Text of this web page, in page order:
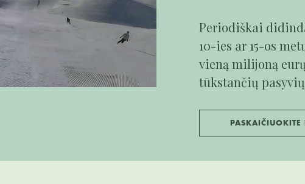
Periodiškai
10-ies ar 15-os
vieną milijoną
tūkstančių
PASKAIČIUOKITE